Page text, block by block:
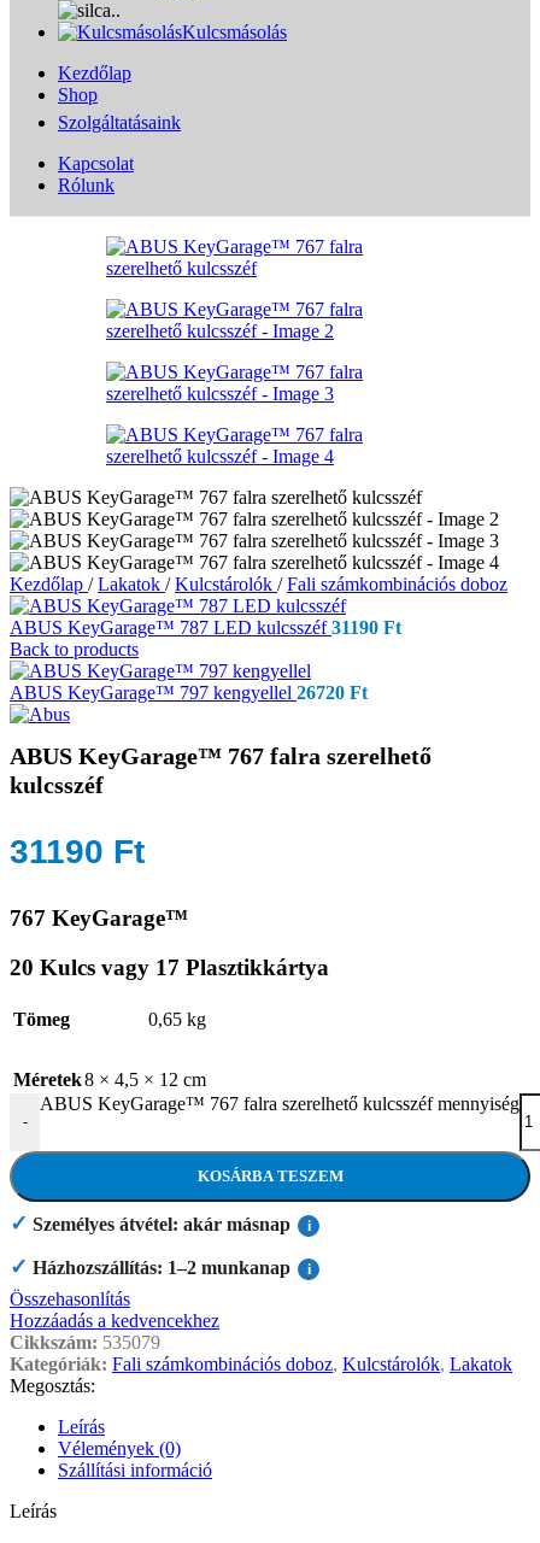
Kulcsmásolás
Kezdőlap
Shop
Szolgáltatásaink
Kapcsolat
Rólunk
Kezdőlap / Lakatok / Kulcstárolók / Fali számkombinációs doboz
ABUS KeyGarage™ 787 LED kulcsszéf31190 Ft
Back to products
ABUS KeyGarage™ 797 kengyellel 26720 Ft
ABUS KeyGarage™ 767 falra szerelhető
kulcsszéf
31190 Ft
767 KeyGarage™
20 Kulcs vagy 17 Plasztikkártya
Tömeg 0,65 kg
Méretek8 × 4,5 × 12 cm
-
ABUS KeyGarage™ 767 falra szerelhető kulcsszéf mennyiség
KOSÁRBA TESZEM
✓ Személyes átvétel: akár másnap i
✓ Házhozszállítás: 1–2 munkanap i
Összehasonlítás
Hozzáadás a kedvencekhez
Cikkszám: 535079
Kategóriák: Fali számkombinációs doboz, Kulcstárolók, Lakatok
Megosztás:
Leírás
Vélemények (0)
Szállítási információ
Leírás